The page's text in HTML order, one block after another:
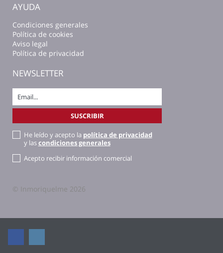
AYUDA
Condiciones generales
Política de cookies
Aviso legal
Política de privacidad
NEWSLETTER
He leído y acepto la política de privacidad
y lascondiciones generales
Acepto recibir información comercial
© Inmoriquelme 2026